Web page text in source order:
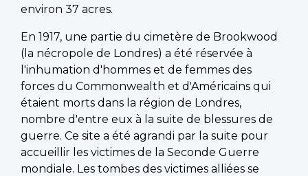
environ 37 acres.
En 1917, une partie du cimetère de Brookwood
(la nécropole de Londres) a été réservée à
l'inhumation d'hommes et de femmes des
forces du Commonwealth et d'Américains qui
étaient morts dans la région de Londres,
nombre d'entre eux à la suite de blessures de
guerre. Ce site a été agrandi par la suite pour
accueillir les victimes de la Seconde Guerre
mondiale. Les tombes des victimes alliées se